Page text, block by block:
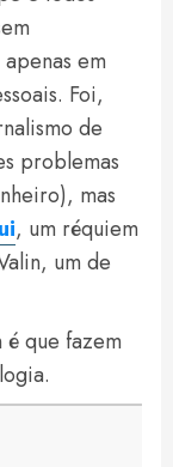
em
Foi,
de
problemas
mas
, um réquiem
um de
que fazem